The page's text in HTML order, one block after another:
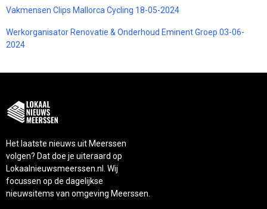
Vakmensen Clips Mallorca Cycling 18-05-2024
Werkorganisator Renovatie & Onderhoud Eminent Groep 03-06-
2024
Het laatste nieuws uit Meerssen
volgen? Dat doe je uiteraard op
Lokaalnieuwsmeerssen.nl. Wij
focussen op de dagelijkse
nieuwsitems van omgeving Meerssen.